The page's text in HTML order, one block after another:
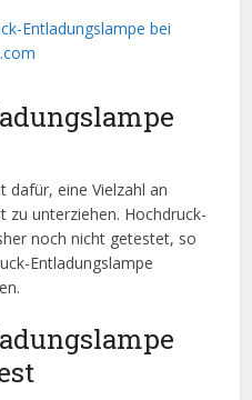
Entladungslampe bei
dafür, eine Vielzahl an
zu unterziehen. Hochdruck-
noch nicht getestet, so
Entladungslampe